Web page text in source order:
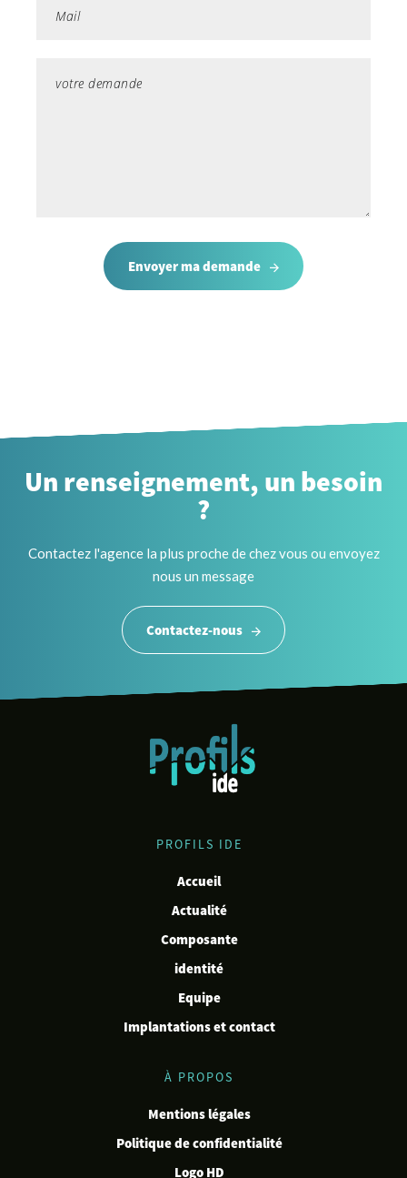
Envoyer ma demande
Un renseignement, un besoin
?
Contactez l'agence la plus proche de chez vous ou envoyez
nous un message
Contactez-nous
PROFILS IDE
Accueil
Actualité
Composante
identité
Equipe
Implantations et contact
À PROPOS
Mentions légales
Politique de confidentialité
Logo HD